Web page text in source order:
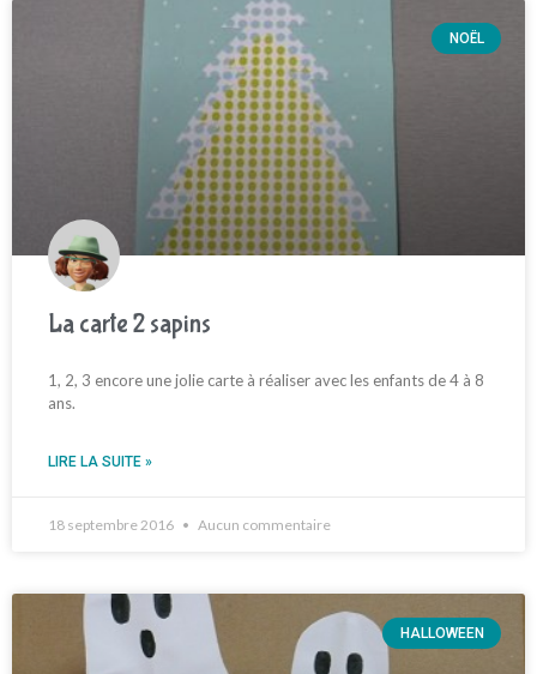
NOËL
La carte 2 sapins
1, 2, 3 encore une jolie carte à réaliser avec les enfants de 4 à 8
ans.
LIRE LA SUITE »
18 septembre 2016 Aucun commentaire
HALLOWEEN